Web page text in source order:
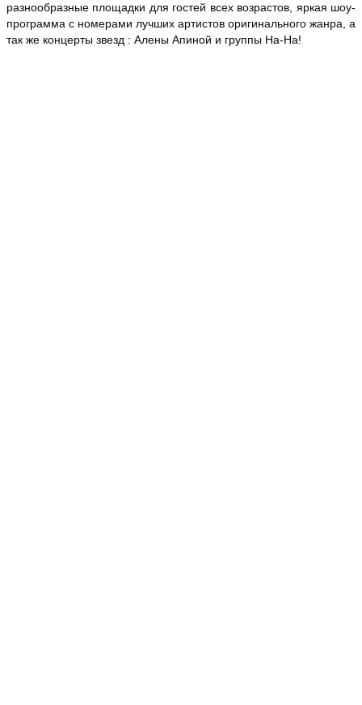
разнообразные площадки для гостей всех возрастов, яркая шоу-
программа с номерами лучших артистов оригинального жанра, а
так же концерты звезд : Алены Апиной и группы На-На!